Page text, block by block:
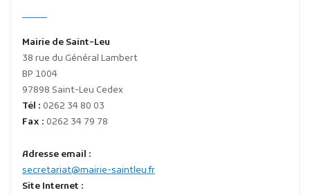
Mairie de Saint-Leu
38 rue du Général Lambert
BP 1004
97898 Saint-Leu Cedex
Tél : 0262 34 80 03
Fax : 0262 34 79 78
Adresse email :
secretariat@mairie-saintleu.fr
Site Internet :